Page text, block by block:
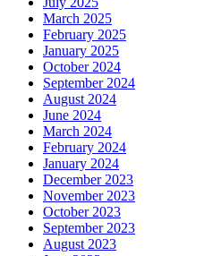
March 2025
February 2025
January 2025
October 2024
September 2024
August 2024
June 2024
March 2024
February 2024
January 2024
December 2023
November 2023
October 2023
September 2023
August 2023